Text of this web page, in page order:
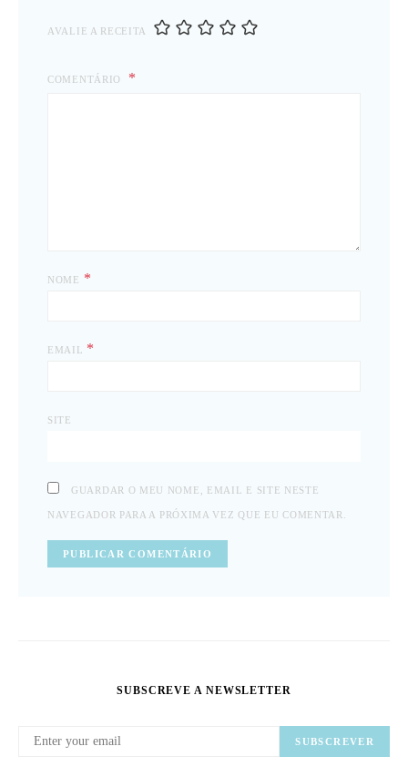
AVALIE A RECEITA
COMENTÁRIO
NOME *
EMAIL *
SITE
GUARDAR O MEU NOME, EMAIL E SITE NESTE
NAVEGADOR PARA A PRÓXIMA VEZ QUE EU COMENTAR.
SUBSCREVE A NEWSLETTER
SUBSCREVER